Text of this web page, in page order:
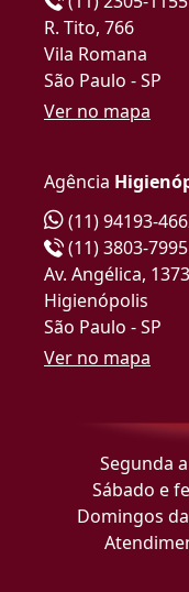
R. Tito, 766
Vila Romana
São Paulo - SP
Ver no mapa
Agência
(11) 94193-
(11) 3803-7995
Av. Angélica, 1373
Higienópolis
São Paulo - SP
Ver no mapa
Segunda
Sábado e
Domingos